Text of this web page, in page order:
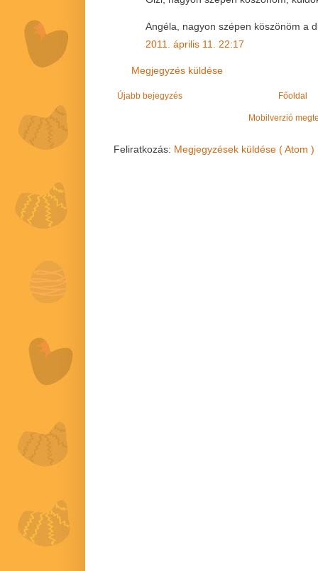
Angéla, nagyon szépen köszönöm a
2011. április 11. 22:17
Megjegyzés küldése
Újabb bejegyzés Főoldal
Mobilverzió
Feliratkozás: Megjegyzések küldése ( Atom )